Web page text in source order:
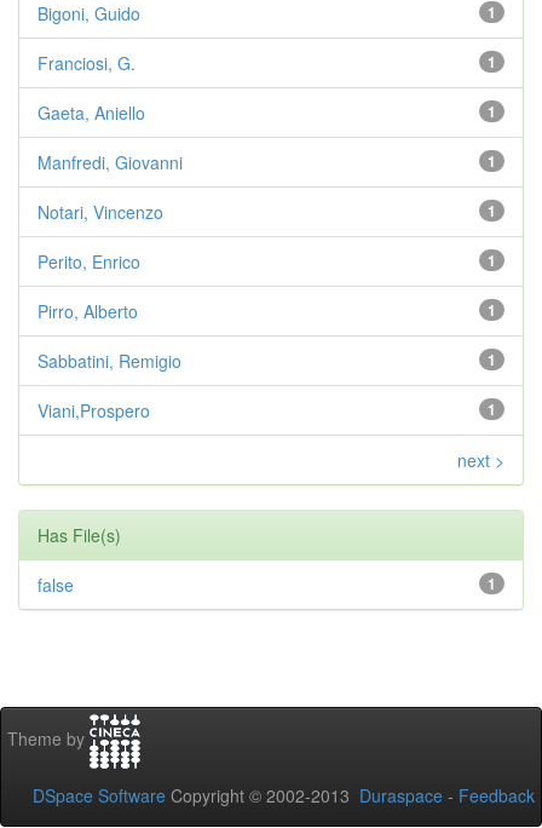
1
Bigoni, Guido
1
Franciosi, G.
1
Gaeta, Aniello
1
Manfredi, Giovanni
1
Notari, Vincenzo
1
Perito, Enrico
1
Pirro, Alberto
1
Sabbatini, Remigio
1
Viani,Prospero
next >
Has File(s)
1
false
Theme by
DSpace Software Copyright © 2002-2013 Duraspace - Feedback